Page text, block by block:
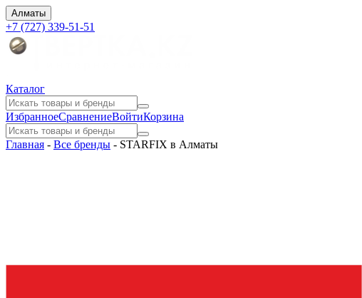
Алматы
+7 (727) 339-51-51
Каталог
ИзбранноеСравнениеВойтиКорзина
Главная - Все бренды - STARFIX в Алматы